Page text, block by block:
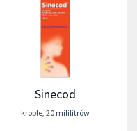
Sinecod
krople, 20 mililitrów